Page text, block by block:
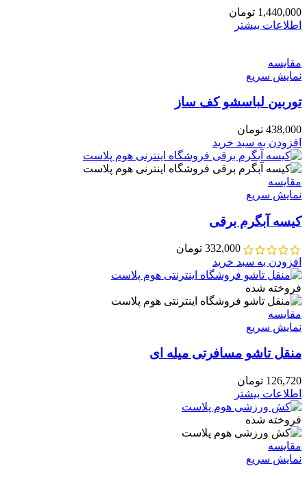
1,440,000 تومان
اطلاعات بیشتر
مقايسه
نمایش سریع
توربین لباسشو کف ساز
438,000 تومان
افزودن به سبد خرید
مقايسه
نمایش سریع
کیسه آبگرم برقی
332,000 تومان
افزودن به سبد خرید
فروخته شده
مقايسه
نمایش سریع
منقل تاشو مسافرتی میله ای
126,720 تومان
اطلاعات بیشتر
فروخته شده
مقايسه
نمایش سریع